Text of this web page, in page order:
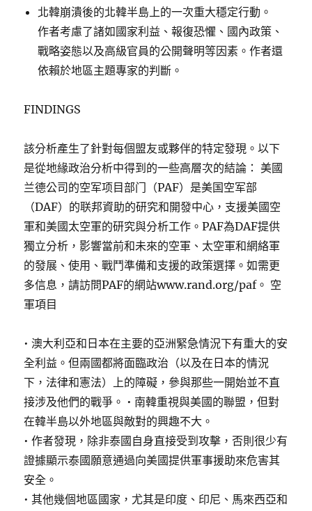
北韓崩潰後的北韓半島上的一次重大穩定行動。
作者考慮了諸如國家利益、報復恐懼、國內政策、
戰略姿態以及高級官員的公開聲明等因素。作者還
依賴於地區主題專家的判斷。
FINDINGS
該分析產生了針對每個盟友或夥伴的特定發現。以下
是從地緣政治分析中得到的一些高層次的結論： 美國
兰德公司的空军项目部门（PAF）是美国空军部
（DAF）的联邦資助的研究和開發中心，支援美國空
軍和美國太空軍的研究與分析工作。PAF為DAF提供
獨立分析，影響當前和未來的空軍、太空軍和網絡軍
的發展、使用、戰鬥準備和支援的政策選擇。如需更
多信息，請訪問PAF的網站www.rand.org/paf。 空
軍項目
• 澳大利亞和日本在主要的亞洲緊急情況下有重大的安
全利益。但兩國都將面臨政治（以及在日本的情況
下，法律和憲法）上的障礙，參與那些一開始並不直
接涉及他們的戰爭。 • 南韓重視與美國的聯盟，但對
在韓半島以外地區與敵對的興趣不大。
• 作者發現，除非泰國自身直接受到攻擊，否則很少有
證據顯示泰國願意通過向美國提供軍事援助來危害其
安全。
• 其他幾個地區國家，尤其是印度、印尼、馬來西亞和